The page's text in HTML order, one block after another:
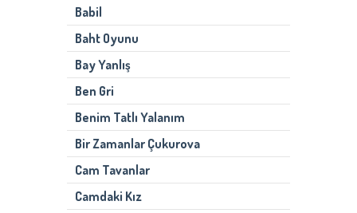
Babil
Baht Oyunu
Bay Yanlış
Ben Gri
Benim Tatlı Yalanım
Bir Zamanlar Çukurova
Cam Tavanlar
Camdaki Kız